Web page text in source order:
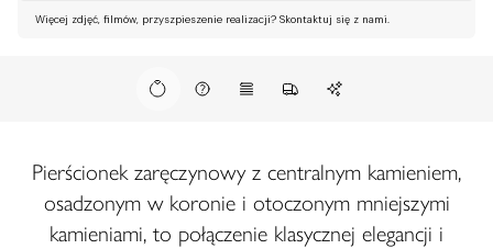
Więcej zdjęć, filmów, przyszpieszenie realizacji? Skontaktuj się z nami.
Pierścionek zaręczynowy z centralnym kamieniem,
osadzonym w koronie i otoczonym mniejszymi
kamieniami, to połączenie klasycznej elegancji i